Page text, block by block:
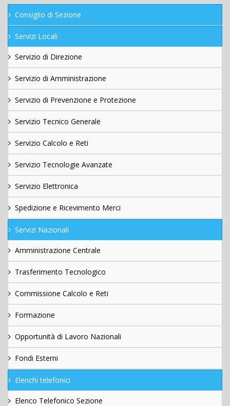
Consiglio di Sezione
Servizi Locali
Servizio di Direzione
Servizio di Amministrazione
Servizio di Prevenzione e Protezione
Servizio Tecnico Generale
Servizio Calcolo e Reti
Servizio Tecnologie Avanzate
Servizio Elettronica
Spedizione e Ricevimento Merci
Servizi Nazionali
Amministrazione Centrale
Trasferimento Tecnologico
Commissione Calcolo e Reti
Formazione
Opportunità di Lavoro Nazionali
Fondi Esterni
Elenchi telefonici
Elenco Telefonico Sezione